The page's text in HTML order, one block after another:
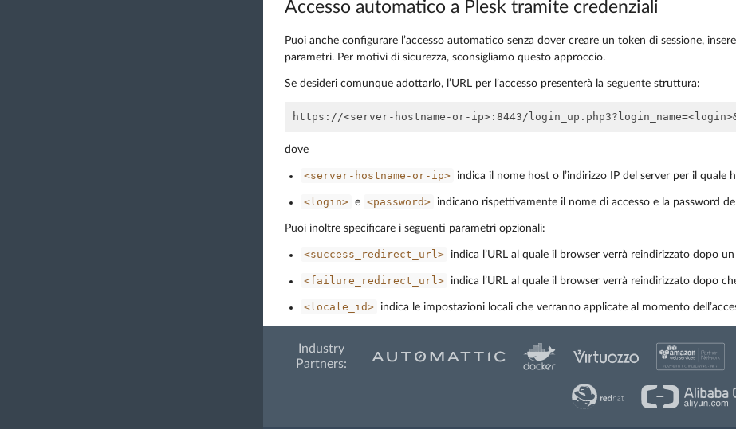
Accesso automatico a Plesk tramite credenziali
Puoi anche configurare l’accesso automatico senza dover creare un token di sessione,
parametri. Per motivi di sicurezza, sconsigliamo questo approccio.
Se desideri comunque adottarlo, l’URL per l’accesso presenterà la seguente struttura:
dove
<server-hostname-or-ip> indica il nome host o l’indirizzo IP del server per il quale
<login> e <password> indicano rispettivamente il nome di accesso e la password
Puoi inoltre specificare i seguenti parametri opzionali:
<success_redirect_url> indica l’URL al quale il browser verrà reindirizzato dopo
<failure_redirect_url> indica l’URL al quale il browser verrà reindirizzato dopo
<locale_id> indica le impostazioni locali che verranno applicate al momento
Industry
Partners: